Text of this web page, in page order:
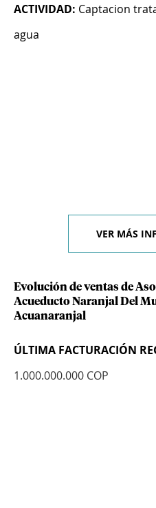
ACTIVIDAD: Captacion
agua
VER MÁS
Evolución de ventas de
Acueducto Naranjal Del
Acuanaranjal
ÚLTIMA FACTURACIÓN
1.000.000.000 COP